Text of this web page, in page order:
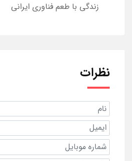
زندگی با طعم فناوری ایرانی
نظرات